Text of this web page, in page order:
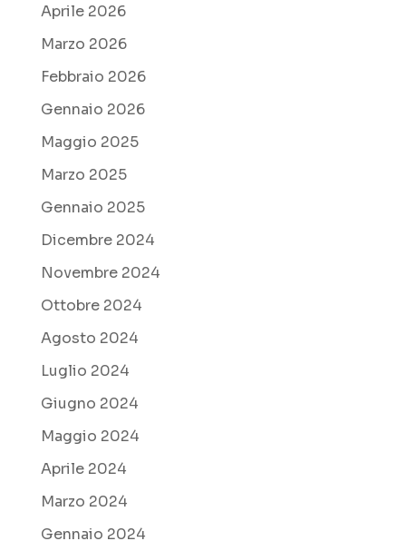
Aprile 2026
Marzo 2026
Febbraio 2026
Gennaio 2026
Maggio 2025
Marzo 2025
Gennaio 2025
Dicembre 2024
Novembre 2024
Ottobre 2024
Agosto 2024
Luglio 2024
Giugno 2024
Maggio 2024
Aprile 2024
Marzo 2024
Gennaio 2024